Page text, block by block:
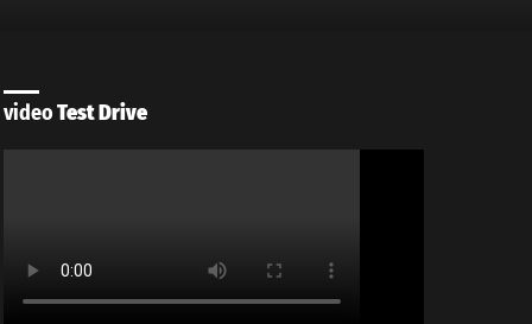
videoTest Drive